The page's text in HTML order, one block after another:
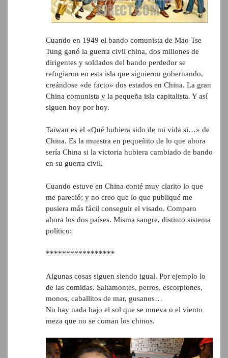
Cuando en 1949 el bando comunista de Mao Tse
Tung ganó la guerra civil china, dos millones de
dirigentes y soldados del bando perdedor se
refugiaron en esta isla que siguieron gobernando,
creándose «de facto» dos estados en China. La gran
China comunista y la pequeña isla capitalista. Y así
siguen hoy por hoy.
Taiwan es el «Qué hubiera sido de mi vida si…» de
China. Es la muestra en pequeñito de lo que ahora
sería China si la victoria hubiera cambiado de bando
en su guerra civil.
Cuando estuve en China conté muy clarito lo que
me pareció; y no creo que lo que publiqué me
pusiera más fácil conseguir el visado. Comparo
ahora los dos países. Misma sangre, distinto sistema
político:
*****************
Algunas cosas siguen siendo igual. Por ejemplo lo
de las comidas. Saltamontes, perros, escorpiones,
monos, caballitos de mar, gusanos…
No hay nada bajo el sol que se mueva o el viento
meza que no se coman los chinos.